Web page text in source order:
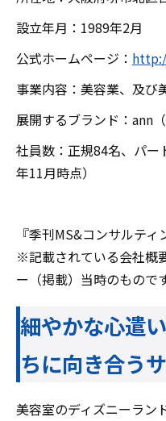
設立年月：1989年2月
公式ホームページ：
事業内容：美容業、及び
展開するブランド：ann
社員数：正規84名、パー
年11月時点）
『季刊MS&コンサルテ
※記載されている会社概
ー（掲載）当時のもので
細やかな心遣
ちに向き合う
美容室のディズニーラン